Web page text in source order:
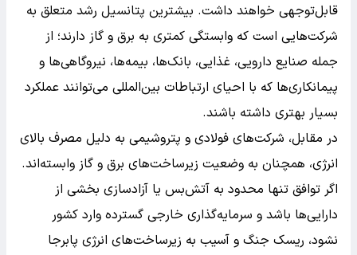
قابل‌توجهی خواهند داشت. بیشترین پتانسیل رشد متعلق به
شرکت‌هایی است که وابستگی کمتری به برق و گاز دارند؛ از
جمله صنایع دارویی، غذایی، بانک‌ها، بیمه‌ها، نیروگاهی‌ها و
پیمانکاری‌ها که با احیای ارتباطات بین‌المللی می‌توانند عملکرد
بسیار بهتری داشته باشند.
در مقابل، شرکت‌های فولادی و پتروشیمی به دلیل مصرف بالای
انرژی، همچنان به وضعیت زیرساخت‌های برق و گاز وابسته‌اند.
اگر توافق تنها محدود به آتش‌بس یا آزادسازی بخشی از
دارایی‌ها باشد و سرمایه‌گذاری خارجی گسترده وارد کشور
نشود، ریسک جنگ و آسیب به زیرساخت‌های انرژی پابرجا